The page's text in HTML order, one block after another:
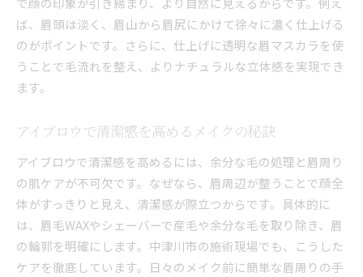
なりたい印象別アイブロウの描き方
コンプレックス解消アイブロウテクニック
自分だけのアイブロウスタイルを見つける
ば、眉頭は淡く、眉山から眉尻にかけて徐々に濃く仕上げる
のがポイントです。さらに、仕上げに透明な眉マスカラを使
うことで毛流れを整え、よりナチュラルな立体感を実現でき
ます。
アイブロウで清潔感を高めるメイクの秘訣
アイブロウで清潔感を高めるには、余分な毛の処理と眉周り
の肌ケアが不可欠です。なぜなら、眉周辺が整うことで顔全
体がすっきりと見え、清潔感が際立つからです。具体的に
は、眉毛WAXやシェーバーで産毛や余分な毛を取り除き、眉
の輪郭を明確にします。中津川市の施術現場でも、こうした
ケアを徹底しています。日々のメイク前に簡単な眉周りの手